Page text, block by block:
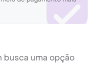
busca uma opção